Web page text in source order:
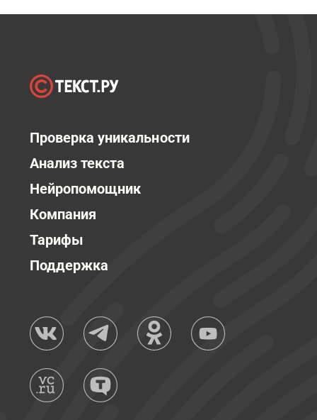
Проверка уникальности
Анализ текста
Нейропомощник
Компания
Тарифы
Поддержка